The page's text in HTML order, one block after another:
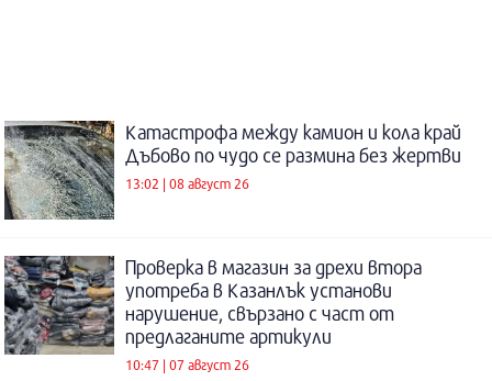
Катастрофа между камион и кола край
Дъбово по чудо се размина без жертви
13:02 | 08 август 26
Проверка в магазин за дрехи втора
употреба в Казанлък установи
нарушение, свързано с част от
предлаганите артикули
10:47 | 07 август 26